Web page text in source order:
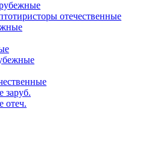
отечественные
заруб.
отеч.